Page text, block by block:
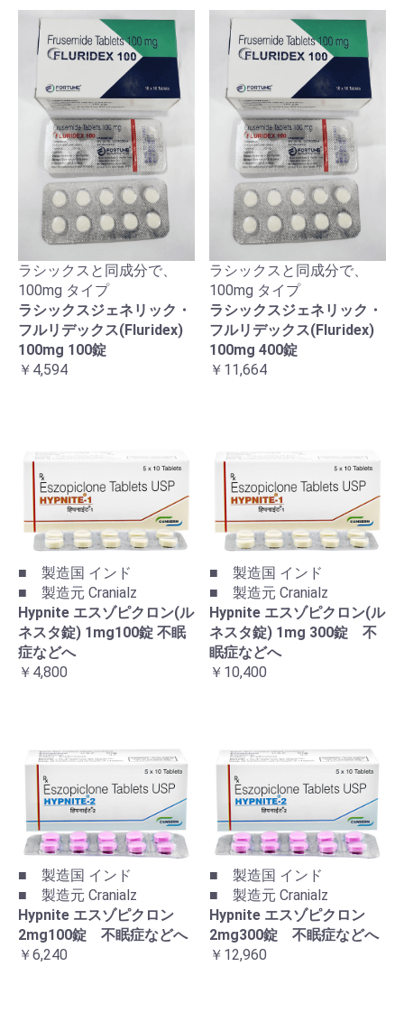
ラシックスと同成分で、
100mg タイプ
ラシックスジェネリック・
フルリデックス(Fluridex)
100mg 100錠
￥4,594
ラシックスと同成分で、
100mg タイプ
ラシックスジェネリック・
フルリデックス(Fluridex)
100mg 400錠
￥11,664
■ 製造国 インド
■ 製造元 Cranialz
Hypnite エスゾピクロン(ル
ネスタ錠) 1mg100錠 不眠
症などへ
￥4,800
■ 製造国 インド
■ 製造元 Cranialz
Hypnite エスゾピクロン(ル
ネスタ錠) 1mg 300錠 不
眠症などへ
￥10,400
■ 製造国 インド
■ 製造元 Cranialz
Hypnite エスゾピクロン
2mg100錠 不眠症などへ
￥6,240
■ 製造国 インド
■ 製造元 Cranialz
Hypnite エスゾピクロン
2mg300錠 不眠症などへ
￥12,960